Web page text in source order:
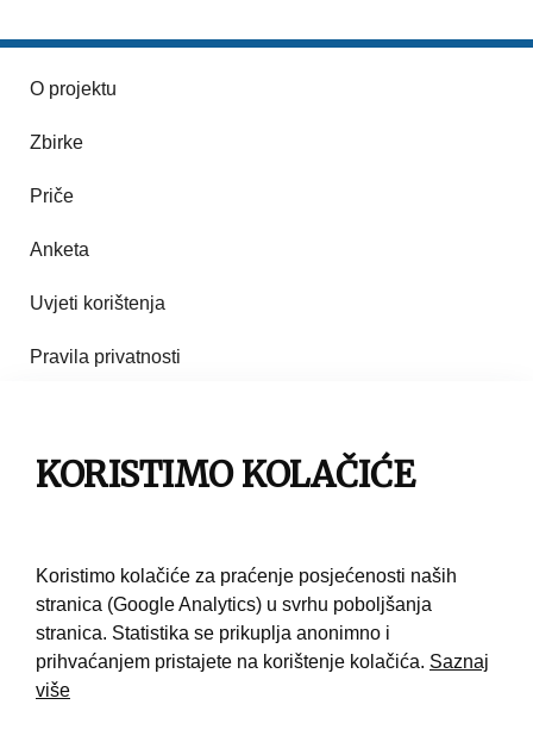
O projektu
Zbirke
Priče
Anketa
Uvjeti korištenja
Pravila privatnosti
Pravila korištenja
KORISTIMO KOLAČIĆE
Koristimo kolačiće za praćenje posjećenosti naših
stranica (Google Analytics) u svrhu poboljšanja
stranica. Statistika se prikuplja anonimno i
prihvaćanjem pristajete na korištenje kolačića. Saznaj
više